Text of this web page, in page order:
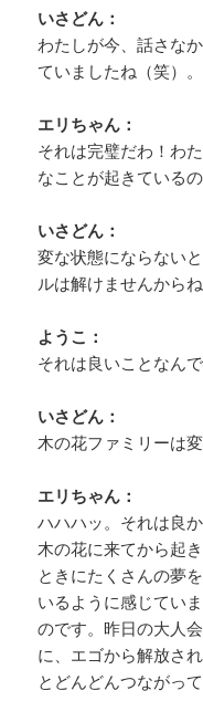
いさどん：
わたしが今、話さな
ていましたね（笑）。
エリちゃん：
それは完璧だわ！わ
なことが起きているの
いさどん：
変な状態にならない
ルは解けませんからね
ようこ：
それは良いことなん
いさどん：
木の花ファミリーは
エリちゃん：
ハハハッ。それは良
木の花に来てから起
ときにたくさんの夢
いるように感じてい
のです。昨日の大人
に、エゴから解放さ
とどんどんつながって